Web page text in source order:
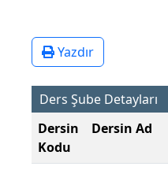
Yazdır
Ders Şube Detayları
Dersin
Kodu
Dersin Ad